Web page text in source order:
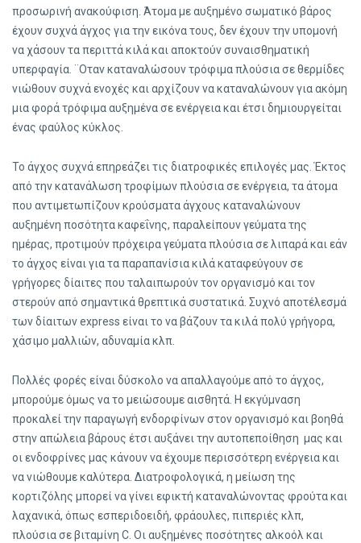
προσωρινή ανακούφιση. Άτομα με αυξημένο σωματικό βάρος
έχουν συχνά άγχος για την εικόνα τους, δεν έχουν την υπομονή
να χάσουν τα περιττά κιλά και αποκτούν συναισθηματική
υπερφαγία. ¨Οταν καταναλώσουν τρόφιμα πλούσια σε θερμίδες
νιώθουν συχνά ενοχές και αρχίζουν να καταναλώνουν για ακόμη
μια φορά τρόφιμα αυξημένα σε ενέργεια και έτσι δημιουργείται
ένας φαύλος κύκλος.
Το άγχος συχνά επηρεάζει τις διατροφικές επιλογές μας. Έκτος
από την κατανάλωση τροφίμων πλούσια σε ενέργεια, τα άτομα
που αντιμετωπίζουν κρούσματα άγχους καταναλώνουν
αυξημένη ποσότητα καφεΐνης, παραλείπουν γεύματα της
ημέρας, προτιμούν πρόχειρα γεύματα πλούσια σε λιπαρά και εάν
το άγχος είναι για τα παραπανίσια κιλά καταφεύγουν σε
γρήγορες δίαιτες που ταλαιπωρούν τον οργανισμό και τον
στερούν από σημαντικά θρεπτικά συστατικά. Συχνό αποτέλεσμά
των δίαιτων express είναι το να βάζουν τα κιλά πολύ γρήγορα,
χάσιμο μαλλιών, αδυναμία κλπ.
Πολλές φορές είναι δύσκολο να απαλλαγούμε από το άγχος,
μπορούμε όμως να το μειώσουμε αισθητά. Η εκγύμναση
προκαλεί την παραγωγή ενδορφίνων στον οργανισμό και βοηθά
στην απώλεια βάρους έτσι αυξάνει την αυτοπεποίθηση μας και
οι ενδοφρίνες μας κάνουν να έχουμε περισσότερη ενέργεια και
να νιώθουμε καλύτερα. Διατροφολογικά, η μείωση της
κορτιζόλης μπορεί να γίνει εφικτή καταναλώνοντας φρούτα και
λαχανικά, όπως εσπεριδοειδή, φράουλες, πιπεριές κλπ,
πλούσια σε βιταμίνη C. Οι αυξημένες ποσότητες αλκοόλ και